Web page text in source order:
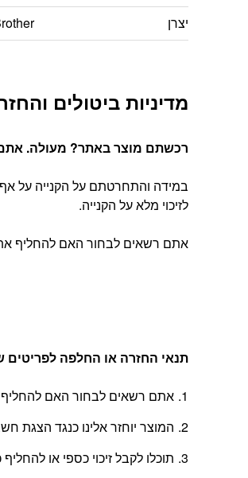
יצרן
מדיניות ביטולים
רכשתם מוצר באתר? מעולה. אתם
במידה והתחרטתם על הקנייה על
לזיכוי מלא על הקנייה.
אתם רשאים לבחור האם להחליף את המוצר או
תנאי החזרה או החלפה לפריטים
אתם רשאים לבחור האם להחליף
המוצר יוחזר אלינו כנגד הצגת
תוכלו לקבל זיכוי כספי או להחליף כל מוצר